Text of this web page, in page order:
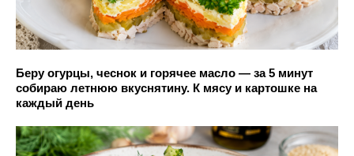
Беру огурцы, чеснок и горячее масло — за 5 минут
собираю летнюю вкуснятину. К мясу и картошке на
каждый день